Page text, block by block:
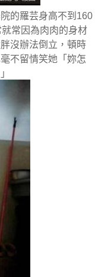
的羅芸身高不到160
常因為肉肉的身材
沒辦法倒立，頓時
不留情笑她「妳怎